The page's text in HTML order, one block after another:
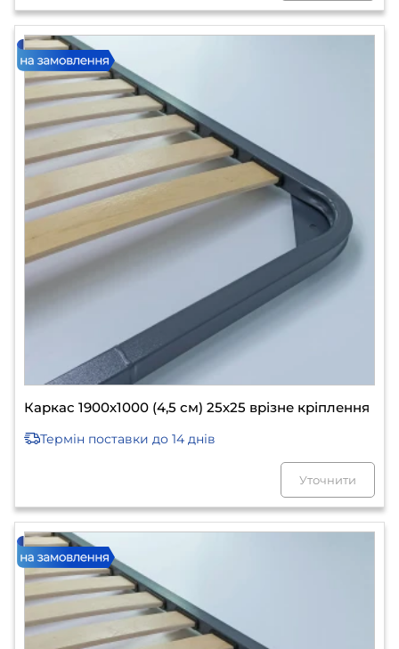
Каркас 1900х1000 (4,5 см) 25х25 врізне кріплення
Термін поставки до 14 днів
Уточнити